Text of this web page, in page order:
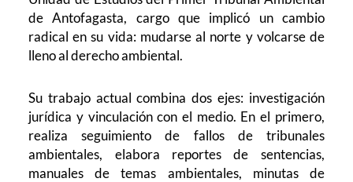
de Antofagasta, cargo que implicó un cambio
radical en su vida: mudarse al norte y volcarse de
lleno al derecho ambiental.
Su trabajo actual combina dos ejes: investigación
jurídica y vinculación con el medio. En el primero,
realiza seguimiento de fallos de tribunales
ambientales, elabora reportes de sentencias,
manuales de temas ambientales, minutas de